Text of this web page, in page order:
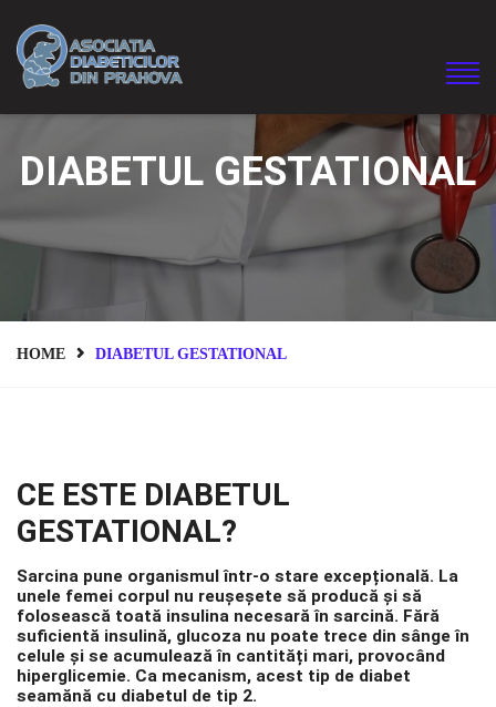
DIABETUL GESTATIONAL
HOME DIABETUL GESTATIONAL
CE ESTE DIABETUL
GESTATIONAL?
Sarcina pune organismul într-o stare excepțională. La
unele femei corpul nu reușeșete să producă și să
folosească toată insulina necesară în sarcină. Fără
suficientă insulină, glucoza nu poate trece din sânge în
celule și se acumulează în cantități mari, provocând
hiperglicemie. Ca mecanism, acest tip de diabet
seamănă cu diabetul de tip 2.